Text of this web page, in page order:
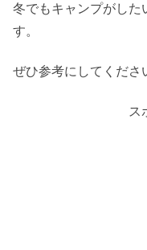
冬でもキャンプがした
す。
ぜひ参考にしてくださ
ス